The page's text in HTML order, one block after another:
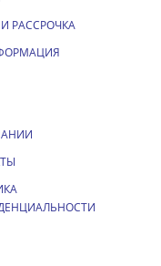
РАССРОЧКА